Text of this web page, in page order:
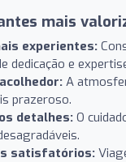
mais
experientes:
dedicação e
A
prazeroso.
detalhes: O
satisfatórios: